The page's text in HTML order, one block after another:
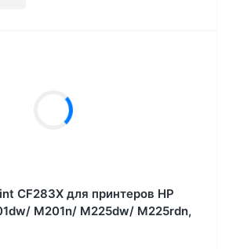
CF283X для принтеров HP
M201n/ M225dw/ M225rdn,